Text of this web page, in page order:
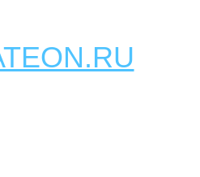
газовые котлы,